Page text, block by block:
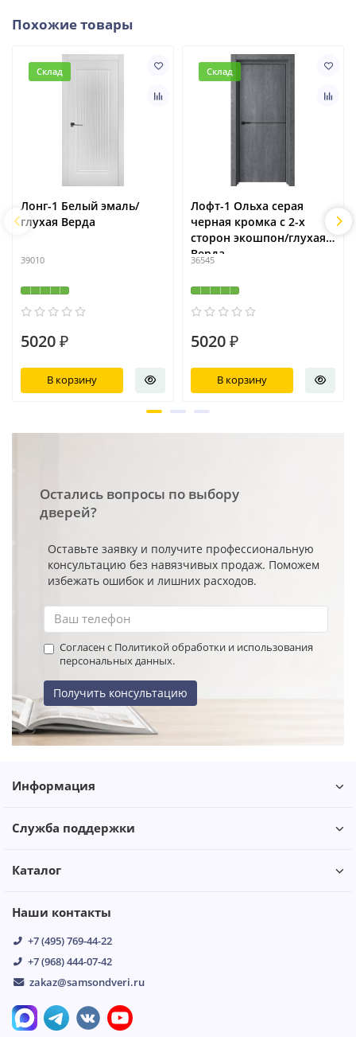
Похожие товары
Склад
Лонг-1 Белый эмаль/
глухая Верда
39010
5020 ₽
В корзину
Склад
Лофт-1 Ольха серая
черная кромка с 2-х
сторон экошпон/глухая
Верда
36545
5020 ₽
В корзину
Остались вопросы по выбору
дверей?
Оставьте заявку и получите профессиональную
консультацию без навязчивых продаж. Поможем
избежать ошибок и лишних расходов.
Согласен с Политикой обработки и использования
персональных данных.
Получить консультацию
Информация
Служба поддержки
Каталог
Наши контакты
+7 (495) 769-44-22
+7 (968) 444-07-42
zakaz@samsondveri.ru